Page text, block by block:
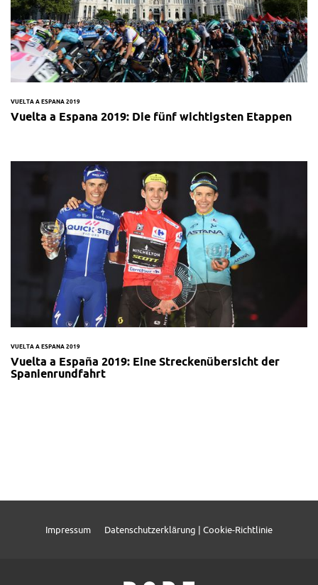
VUELTA A ESPANA 2019
Vuelta a Espana 2019: Die fünf wichtigsten Etappen
VUELTA A ESPANA 2019
Vuelta a España 2019: Eine Streckenübersicht der
Spanienrundfahrt
Impressum Datenschutzerklärung | Cookie-Richtlinie